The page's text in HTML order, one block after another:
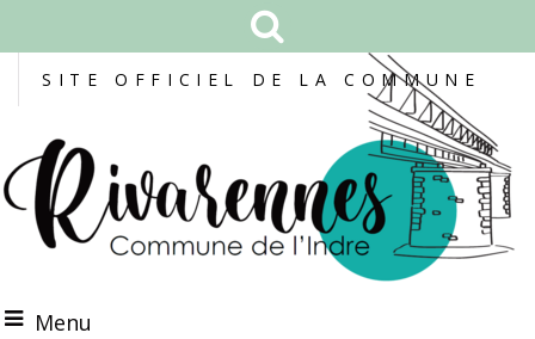
SITE OFFICIEL DE LA COMMUNE
Menu